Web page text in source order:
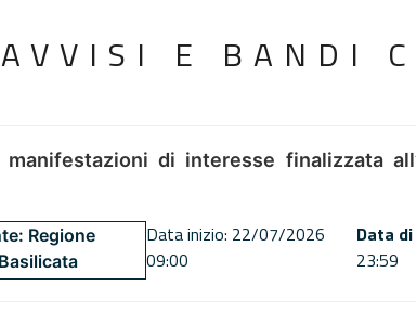
AVVISI E BANDI
manifestazioni di interesse finalizzata
Regione
Basilicata
Data inizio: 22/07/2026
09:00
Data
23:59